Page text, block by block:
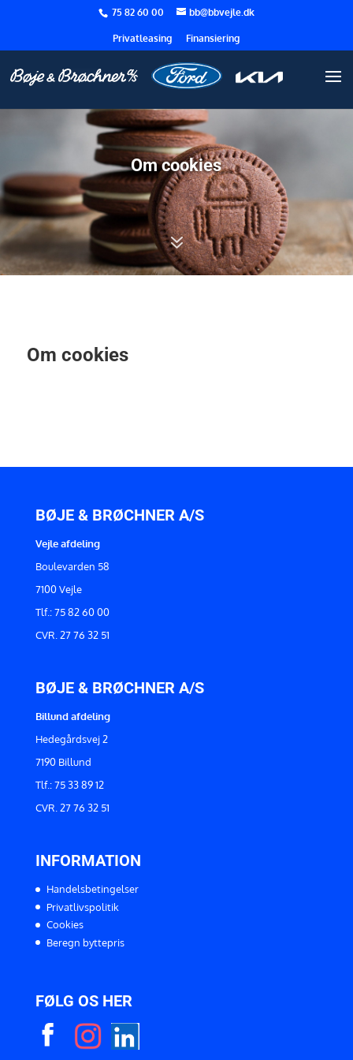
75 82 60 00 bb@bbvejle.dk
Privatleasing Finansiering
Om cookies
7
Om cookies
BØJE & BRØCHNER A/S
Vejle afdeling
Boulevarden 58
7100 Vejle
Tlf.: 75 82 60 00
CVR. 27 76 32 51
BØJE & BRØCHNER A/S
Billund afdeling
Hedegårdsvej 2
7190 Billund
Tlf.: 75 33 89 12
CVR. 27 76 32 51
INFORMATION
Handelsbetingelser
Privatlivspolitik
Cookies
Beregn byttepris
FØLG OS HER